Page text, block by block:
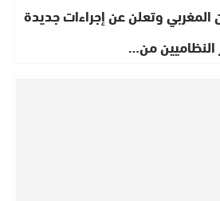
المغربي وتعلن عن إجراءات جديدة
النظاميين من…